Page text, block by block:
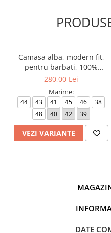
Camasa alba, modern fit,
pentru barbati, 100%
bumbac, maneca lunga,
280,00 Lei
Marime:
44 43 41 45 46
38
48
40 42 39
VEZI VARIANTE
DATE